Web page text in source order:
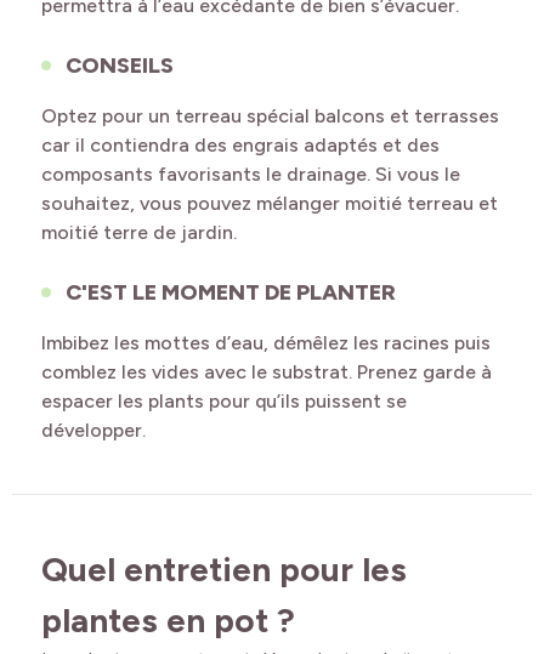
permettra à l’eau excédante de bien s’évacuer.
CONSEILS
Optez pour un terreau spécial balcons et terrasses
car il contiendra des engrais adaptés et des
composants favorisants le drainage. Si vous le
souhaitez, vous pouvez mélanger moitié terreau et
moitié terre de jardin.
C'EST LE MOMENT DE PLANTER
Imbibez les mottes d’eau, démêlez les racines puis
comblez les vides avec le substrat. Prenez garde à
espacer les plants pour qu’ils puissent se
développer.
Quel entretien pour les
plantes en pot ?